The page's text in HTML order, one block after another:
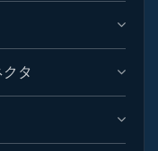
タ